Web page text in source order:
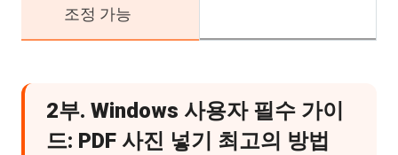
조정 가능
2부. Windows 사용자 필수 가이
드: PDF 사진 넣기 최고의 방법